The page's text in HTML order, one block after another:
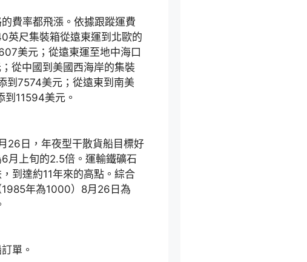
費率都飛漲。依據跟蹤運費
英尺集裝箱從遠東運到北歐的
美元；從遠東運至地中海口
從中國到美國西海岸的集裝
到7574美元；從遠東到南美
11594美元。
日，年夜型干散貨船目標好
月上旬的2.5倍。運輸鐵礦石
到達約11年來的高點。綜合
年為1000）8月26日為
單。